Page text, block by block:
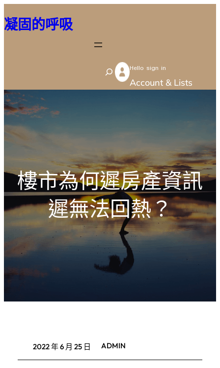
至
容
凝固的呼吸
S
e
Hello sign in
Account & Lists
樓市為何遲房產資訊
遲無法回熱？
2022 年 6 月 25 日 ADMIN